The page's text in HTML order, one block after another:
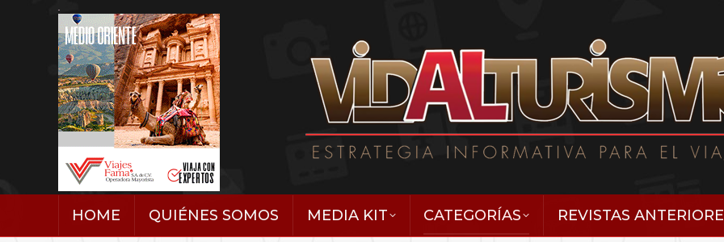
HOME QUIÉNES SOMOS MEDIA KIT CATEGORÍAS REVISTAS